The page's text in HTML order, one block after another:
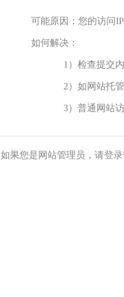
可能原因：您的访问
如何解决：
1）检查提交
2）如网站托
3）普通网站
如果您是网站管理员，请登